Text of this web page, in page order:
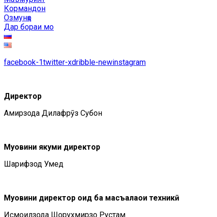
Кормандон
Озмунҳо
Дар бораи мо
facebook-1twitter-xdribble-newinstagram
Директор
Амирзода Дилафрӯз Субҳон
Муовини якуми директор
Шарифзод Умед
Муовини директор оид ба масъалаҳои техникӣ
Исмоилзода Шоҳрухмирзо Рустам